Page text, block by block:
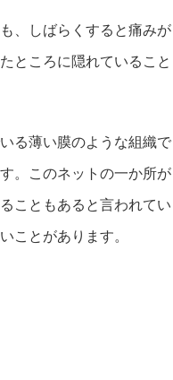
、しばらくすると痛みが
ところに隠れていること
る薄い膜のような組織で
。このネットの一か所が
こともあると言われてい
ことがあります。